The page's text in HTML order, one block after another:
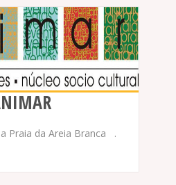
Praia da Areia Branca .